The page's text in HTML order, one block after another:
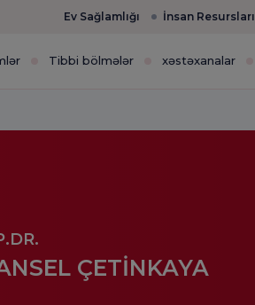
Ev Sağlamlığı İnsan Resursları
Tibbi bölmələr xəstəxanalar
ÇETİNKAYA